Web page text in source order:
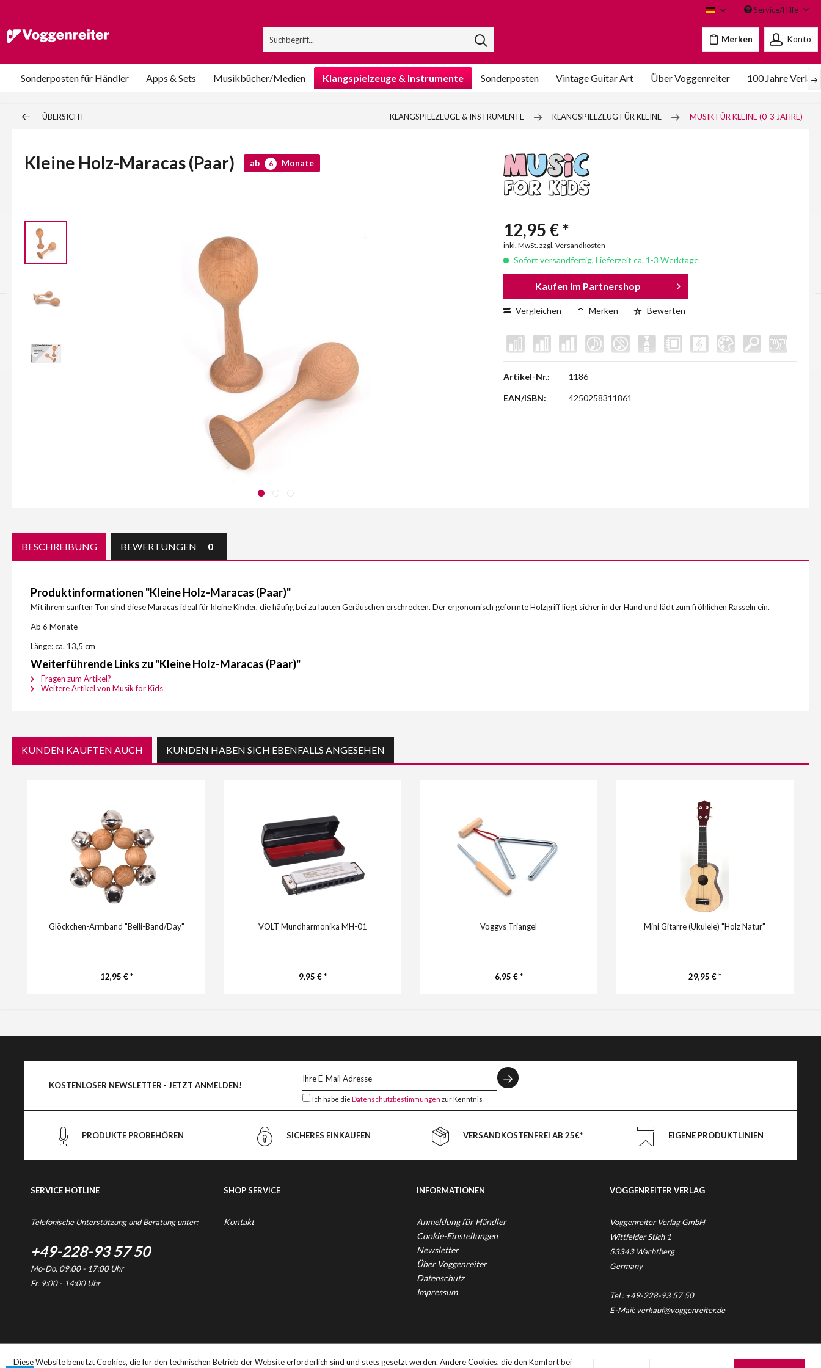
VoggenreiterService/Hilfe
Merken Konto
Sonderposten für Händler Apps & Sets Musikbücher/Medien Klangspielzeuge & Instrumente Sonderposten Vintage Guitar Art Über Voggenreiter 100 Jahre
ÜBERSICHT KLANGSPIELZEUGE & INSTRUMENTE KLANGSPIELZEUG FÜR KLEINE MUSIK FÜR KLEINE (0-3 JAHRE)
Kleine Holz-Maracas (Paar) ab 6 Monate
12,95 € *
inkl. MwSt. zzgl. Versandkosten
Sofort versandfertig, Lieferzeit ca. 1-3 Werktage
Kaufen im Partnershop
Vergleichen Merken Bewerten
Artikel-Nr.: 1186
EAN/ISBN: 4250258311861
BESCHREIBUNG BEWERTUNGEN 0
Produktinformationen "Kleine Holz-Maracas (Paar)"
Mit ihrem sanften Ton sind diese Maracas ideal für kleine Kinder, die häufig bei zu lauten Geräuschen erschrecken. Der ergonomisch geformte Holzgriff liegt sicher in der Hand und lädt zum fröhlichen Rasseln ein.
Ab 6 Monate
Länge: ca. 13,5 cm
Weiterführende Links zu "Kleine Holz-Maracas (Paar)"
Fragen zum Artikel?
Weitere Artikel von Musik for Kids
KUNDEN KAUFTEN AUCH KUNDEN HABEN SICH EBENFALLS ANGESEHEN
Glöckchen-Armband "Belli-Band/Day"
12,95 € *
VOLT Mundharmonika MH-01
9,95 € *
Voggys Triangel
6,95 € *
Mini Gitarre (Ukulele) "Holz Natur"
29,95 € *
KOSTENLOSER NEWSLETTER - JETZT ANMELDEN!
Ich habe die Datenschutzbestimmungen zur Kenntnis
PRODUKTE PROBEHÖREN SICHERES EINKAUFEN VERSANDKOSTENFREI AB 25€* EIGENE PRODUKTLINIEN
SERVICE HOTLINE
Telefonische Unterstützung und Beratung unter:
+49-228-93 57 50
Mo-Do, 09:00 - 17:00 Uhr
Fr. 9:00 - 14:00 Uhr
SHOP SERVICE
Kontakt
INFORMATIONEN
Anmeldung für Händler
Cookie-Einstellungen
Newsletter
Über Voggenreiter
Datenschutz
Impressum
VOGGENREITER VERLAG
Voggenreiter Verlag GmbH
Wittfelder Stich 1
53343 Wachtberg
Germany
Tel.: +49-228-93 57 50
E-Mail: verkauf@voggenreiter.de
* Alle Preise inkl. gesetzl. Mehrwertsteuer zzgl.Versandkostenund ggf. Nachnahmegebühren, wenn nicht anders beschrieben
Diese Website benutzt Cookies, die für den technischen Betrieb der Website erforderlich sind und stets gesetzt werden. Andere Cookies, die den Komfort bei